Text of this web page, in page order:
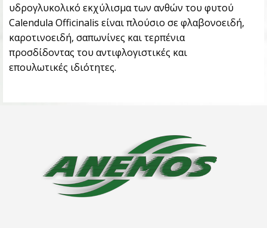
υδρογλυκολικό εκχύλισμα των ανθών του φυτού
Calendula Officinalis είναι πλούσιο σε φλαβονοειδή,
καροτινοειδή, σαπωνίνες και τερπένια
προσδίδοντας του αντιφλογιστικές και
επουλωτικές ιδιότητες.